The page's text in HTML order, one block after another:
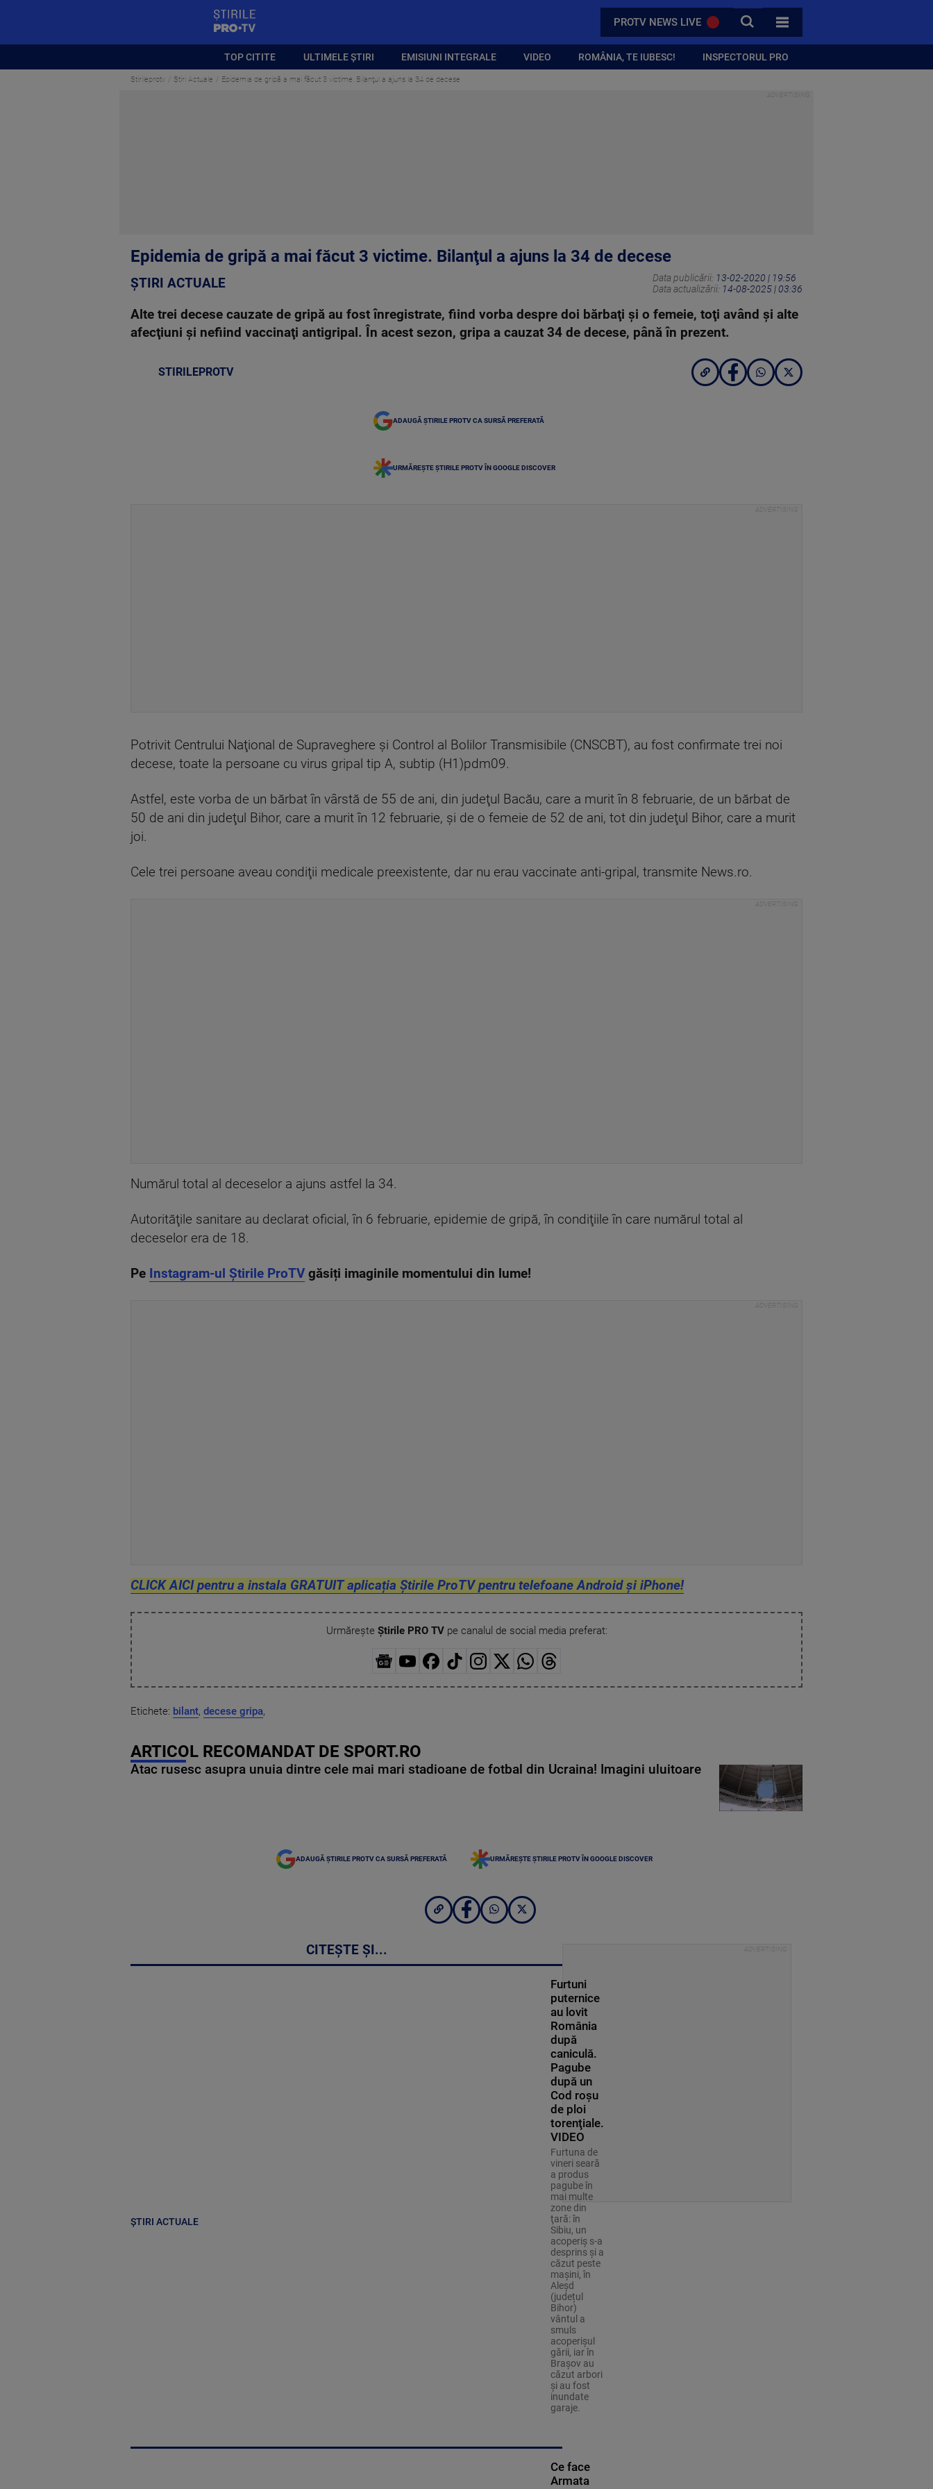
PROTV NEWS LIVE CAUTA
TOATE CATEGORIILE
TOP CITITE ULTIMELE ȘTIRI EMISIUNI INTEGRALE VIDEO ROMÂNIA, TE IUBESC! INSPECTORUL PRO
Stirileprotv Știri Actuale Epidemia de gripă a mai făcut 3 victime. Bilanţul a ajuns la 34 de decese
Epidemia de gripă a mai făcut 3 victime. Bilanţul a ajuns la 34 de decese
ȘTIRI ACTUALE Data publicării: 13-02-2020 | 19:56
Data actualizării: 14-08-2025 | 03:36
Alte trei decese cauzate de gripă au fost înregistrate, fiind vorba despre doi bărbaţi şi o femeie, toţi având şi alte
afecţiuni şi nefiind vaccinaţi antigripal. În acest sezon, gripa a cauzat 34 de decese, până în prezent.
STIRILEPROTV
ADAUGĂ ȘTIRILE PROTV CA SURSĂ PREFERATĂ
URMĂREȘTE ȘTIRILE PROTV ÎN GOOGLE DISCOVER
Potrivit Centrului Naţional de Supraveghere şi Control al Bolilor Transmisibile (CNSCBT), au fost confirmate trei noi
decese, toate la persoane cu virus gripal tip A, subtip (H1)pdm09.
Astfel, este vorba de un bărbat în vârstă de 55 de ani, din judeţul Bacău, care a murit în 8 februarie, de un bărbat de
50 de ani din judeţul Bihor, care a murit în 12 februarie, şi de o femeie de 52 de ani, tot din judeţul Bihor, care a murit
joi.
Cele trei persoane aveau condiţii medicale preexistente, dar nu erau vaccinate anti-gripal, transmite News.ro.
Numărul total al deceselor a ajuns astfel la 34.
Autorităţile sanitare au declarat oficial, în 6 februarie, epidemie de gripă, în condiţiile în care numărul total al
deceselor era de 18.
Pe Instagram-ul Știrile ProTV găsiți imaginile momentului din lume!
CLICK AICI pentru a instala GRATUIT aplicația Știrile ProTV pentru telefoane Android și iPhone!
Urmărește Știrile PRO TVpe canalul de social media preferat:
Etichete: bilant, decese gripa,
ARTICOL RECOMANDAT DE SPORT.RO
Atac rusesc asupra unuia dintre cele mai mari stadioane de fotbal din Ucraina! Imagini uluitoare
ADAUGĂ ȘTIRILE PROTV CA SURSĂ PREFERATĂ URMĂREȘTE ȘTIRILE PROTV ÎN GOOGLE DISCOVER
CITEȘTE ȘI...
ȘTIRI ACTUALE
Furtuni
puternice
au lovit
România
după
caniculă.
Pagube
după un
Cod roşu
de ploi
torenţiale.
VIDEO
Furtuna de
vineri seară
a produs
pagube în
mai multe
zone din
ţară: în
Sibiu, un
acoperiş s-a
desprins și a
căzut peste
maşini, în
Aleşd
(județul
Bihor)
vântul a
smuls
acoperişul
gării, iar în
Braşov au
căzut arbori
şi au fost
inundate
garaje.
Ce face
Armata